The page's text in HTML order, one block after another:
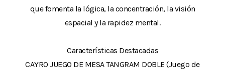
que fomenta la lógica, la concentración, la visión
espacial y la rapidez mental.
Características Destacadas
CAYRO JUEGO DE MESA TANGRAM DOBLE (Juego de